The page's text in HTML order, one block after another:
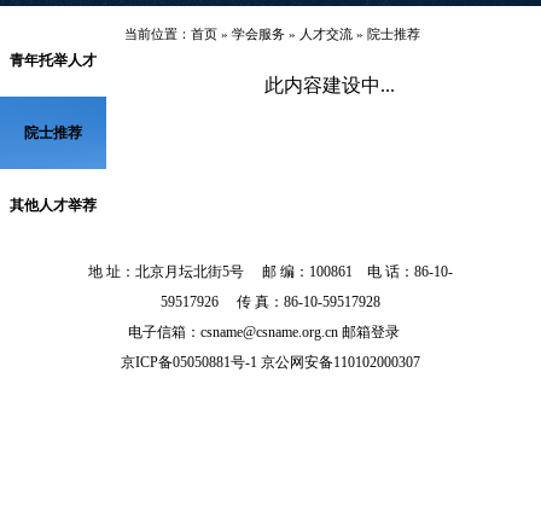
青年托举人才
院士推荐
其他人才举荐
当前位置： 首页 » 学会服务 » 人才交流 » 院士推荐
此内容建设中...
地 址：北京月坛北街5号 邮 编：100861 电 话：86-10-
59517926 传 真：86-10-59517928
电子信箱：csname@csname.org.cn 邮箱登录
京ICP备05050881号-1 京公网安备110102000307